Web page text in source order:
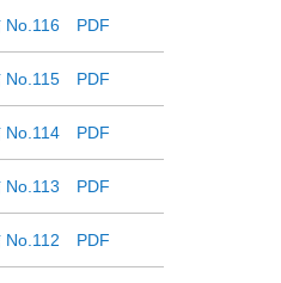
No.116 PDF
No.115 PDF
No.114 PDF
No.113 PDF
No.112 PDF